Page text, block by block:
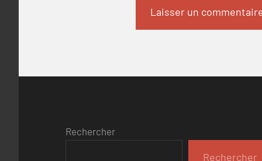
Rechercher
Rechercher